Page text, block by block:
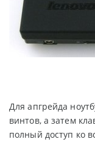
Для апгрейда
винтов, а затем
полный доступ ко